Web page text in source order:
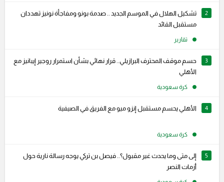
2
تشكيل الهلال في الموسم الجديد .. صدمة بونو ومفاجأة نونيز تهددان
مستقبل القائد
تقارير
3
حسم موقف المحترف البرازيلي.. قرار نهائي بشأن استمرار روجير إيبانيز مع
الأهلي
كرة سعودية
4 الأهلي يحسم مستقبل إنزو ميو مع الفريق في الصيفية
كرة سعودية
5
إلى متى وما يحدث غير مقبول؟.. فيصل بن تركي يوجه رسالة نارية حول
أزمات النصر